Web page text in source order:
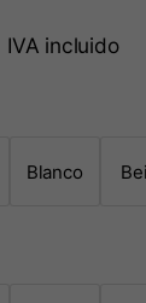
IVA incluido
Blanco